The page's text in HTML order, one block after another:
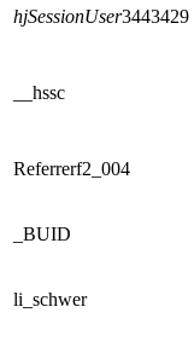
hjSessionUser3443429
__hssc
Referrerf2_004
_BUID
li_schwer